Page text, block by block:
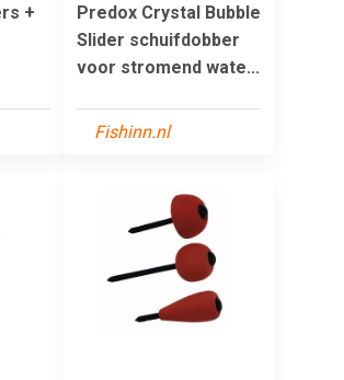
+
Predox Crystal Bubble
Slider schuifdobber
voor stromend wate...
Fishinn.nl